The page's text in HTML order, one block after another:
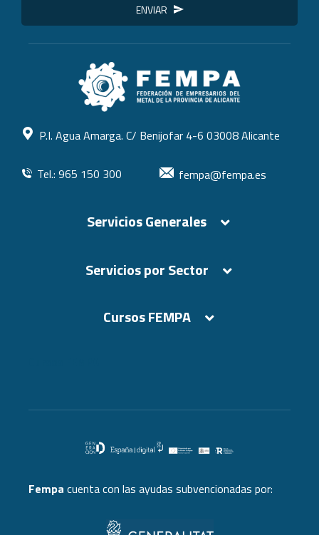
ENVIAR
P.I. Agua Amarga. C/ Benijofar 4-6 03008 Alicante
Tel.: 965 150 300 fempa@fempa.es
Servicios Generales
Servicios por Sector
Cursos FEMPA
Fempa cuenta con las ayudas subvencionadas por: